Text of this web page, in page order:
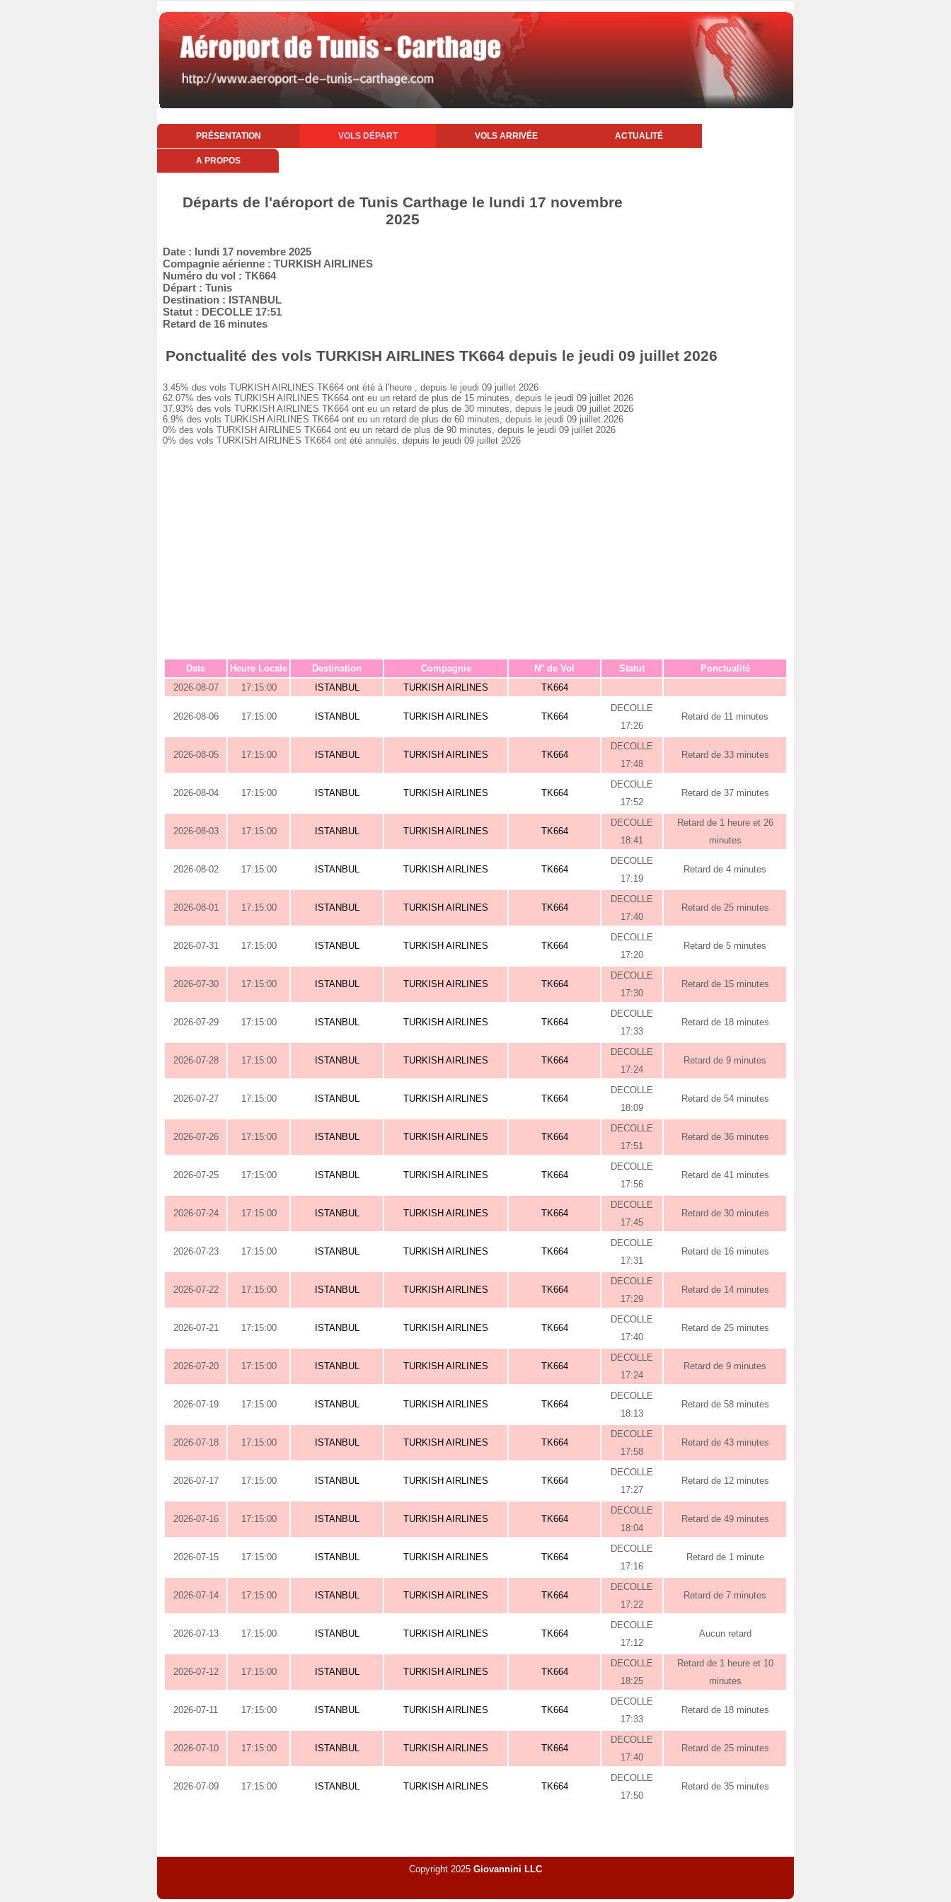
PRÉSENTATION VOLS DÉPART VOLS ARRIVÉE ACTUALITÉ
A PROPOS
Départs de l'aéroport de Tunis Carthage le lundi 17 novembre
2025
Date : lundi 17 novembre 2025
Compagnie aérienne : TURKISH AIRLINES
Numéro du vol : TK664
Départ : Tunis
Destination : ISTANBUL
Statut : DECOLLE 17:51
Retard de 16 minutes
Ponctualité des vols TURKISH AIRLINES TK664 depuis le jeudi 09 juillet 2026
3.45% des vols TURKISH AIRLINES TK664 ont été à l'heure , depuis le jeudi 09 juillet 2026
62.07% des vols TURKISH AIRLINES TK664 ont eu un retard de plus de 15 minutes, depuis le jeudi 09 juillet 2026
37.93% des vols TURKISH AIRLINES TK664 ont eu un retard de plus de 30 minutes, depuis le jeudi 09 juillet 2026
6.9% des vols TURKISH AIRLINES TK664 ont eu un retard de plus de 60 minutes, depuis le jeudi 09 juillet 2026
0% des vols TURKISH AIRLINES TK664 ont eu un retard de plus de 90 minutes, depuis le jeudi 09 juillet 2026
0% des vols TURKISH AIRLINES TK664 ont été annulés, depuis le jeudi 09 juillet 2026
Date Heure Locale Destination Compagnie N° de Vol Statut
Ponctualité
2026-08-07
17:15:00 ISTANBUL TURKISH AIRLINES TK664
2026-08-06 17:15:00 ISTANBUL TURKISH AIRLINES TK664
DECOLLE
17:26
Retard de 11 minutes
2026-08-05 17:15:00 ISTANBUL TURKISH AIRLINES TK664
DECOLLE
17:48
Retard de 33 minutes
2026-08-04 17:15:00 ISTANBUL TURKISH AIRLINES TK664
DECOLLE
17:52
Retard de 37 minutes
2026-08-03 17:15:00 ISTANBUL TURKISH AIRLINES TK664
DECOLLE
18:41
Retard de 1 heure et 26
minutes
2026-08-02 17:15:00 ISTANBUL TURKISH AIRLINES TK664
DECOLLE
17:19
Retard de 4 minutes
2026-08-01 17:15:00 ISTANBUL TURKISH AIRLINES TK664
DECOLLE
17:40
Retard de 25 minutes
2026-07-31 17:15:00 ISTANBUL TURKISH AIRLINES TK664
DECOLLE
17:20
Retard de 5 minutes
2026-07-30 17:15:00 ISTANBUL TURKISH AIRLINES TK664
DECOLLE
17:30
Retard de 15 minutes
2026-07-29 17:15:00 ISTANBUL TURKISH AIRLINES TK664
DECOLLE
17:33
Retard de 18 minutes
2026-07-28 17:15:00 ISTANBUL TURKISH AIRLINES TK664
DECOLLE
17:24
Retard de 9 minutes
2026-07-27 17:15:00 ISTANBUL TURKISH AIRLINES TK664
DECOLLE
18:09
Retard de 54 minutes
2026-07-26 17:15:00 ISTANBUL TURKISH AIRLINES TK664
DECOLLE
17:51
Retard de 36 minutes
2026-07-25 17:15:00 ISTANBUL TURKISH AIRLINES TK664
DECOLLE
17:56
Retard de 41 minutes
2026-07-24 17:15:00 ISTANBUL TURKISH AIRLINES TK664
DECOLLE
17:45
Retard de 30 minutes
2026-07-23 17:15:00 ISTANBUL TURKISH AIRLINES TK664
DECOLLE
17:31
Retard de 16 minutes
2026-07-22 17:15:00 ISTANBUL TURKISH AIRLINES TK664
DECOLLE
17:29
Retard de 14 minutes
2026-07-21 17:15:00 ISTANBUL TURKISH AIRLINES TK664
DECOLLE
17:40
Retard de 25 minutes
2026-07-20 17:15:00 ISTANBUL TURKISH AIRLINES TK664
DECOLLE
17:24
Retard de 9 minutes
2026-07-19 17:15:00 ISTANBUL TURKISH AIRLINES TK664
DECOLLE
18:13
Retard de 58 minutes
2026-07-18 17:15:00 ISTANBUL TURKISH AIRLINES TK664
DECOLLE
17:58
Retard de 43 minutes
2026-07-17 17:15:00 ISTANBUL TURKISH AIRLINES TK664
DECOLLE
17:27
Retard de 12 minutes
2026-07-16 17:15:00 ISTANBUL TURKISH AIRLINES TK664
DECOLLE
18:04
Retard de 49 minutes
2026-07-15 17:15:00 ISTANBUL TURKISH AIRLINES TK664
DECOLLE
17:16
Retard de 1 minute
2026-07-14 17:15:00 ISTANBUL TURKISH AIRLINES TK664
DECOLLE
17:22
Retard de 7 minutes
2026-07-13 17:15:00 ISTANBUL TURKISH AIRLINES TK664
DECOLLE
17:12
Aucun retard
2026-07-12 17:15:00 ISTANBUL TURKISH AIRLINES TK664
DECOLLE
18:25
Retard de 1 heure et 10
minutes
2026-07-11 17:15:00 ISTANBUL TURKISH AIRLINES TK664
DECOLLE
17:33
Retard de 18 minutes
2026-07-10 17:15:00 ISTANBUL TURKISH AIRLINES TK664
DECOLLE
17:40
Retard de 25 minutes
2026-07-09 17:15:00 ISTANBUL TURKISH AIRLINES TK664
DECOLLE
17:50
Retard de 35 minutes
Copyright 2025 Giovannini LLC